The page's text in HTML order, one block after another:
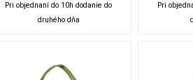
Pri objednaní do 10h dodanie do
druhého dňa
Pri